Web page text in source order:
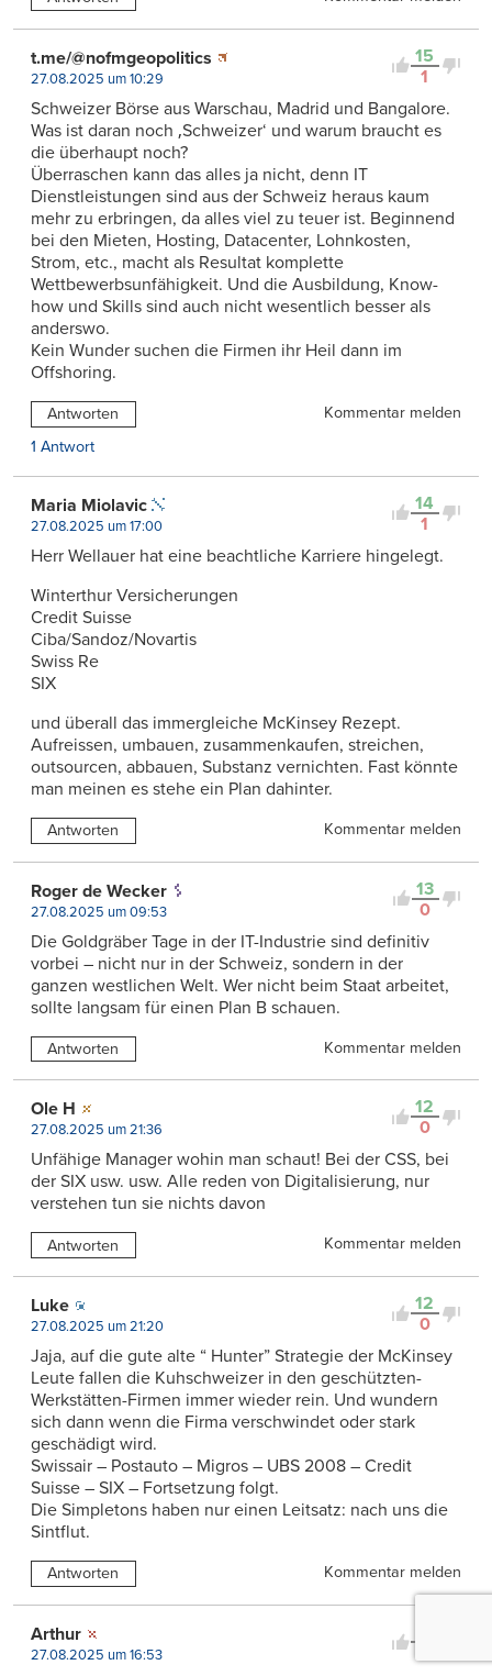
15
1
t.me/@nofmgeopolitics
27.08.2025 um 10:29
Schweizer Börse aus Warschau, Madrid und Bangalore.
Was ist daran noch ‚Schweizer‘ und warum braucht es
die überhaupt noch?
Überraschen kann das alles ja nicht, denn IT
Dienstleistungen sind aus der Schweiz heraus kaum
mehr zu erbringen, da alles viel zu teuer ist. Beginnend
bei den Mieten, Hosting, Datacenter, Lohnkosten,
Strom, etc., macht als Resultat komplette
Wettbewerbsunfähigkeit. Und die Ausbildung, Know-
how und Skills sind auch nicht wesentlich besser als
anderswo.
Kein Wunder suchen die Firmen ihr Heil dann im
Offshoring.
Antworten
Kommentar melden
1 Antwort
14
1
Maria Miolavic
27.08.2025 um 17:00
Herr Wellauer hat eine beachtliche Karriere hingelegt.
Winterthur Versicherungen
Credit Suisse
Ciba/Sandoz/Novartis
Swiss Re
SIX
und überall das immergleiche McKinsey Rezept.
Aufreissen, umbauen, zusammenkaufen, streichen,
outsourcen, abbauen, Substanz vernichten. Fast könnte
man meinen es stehe ein Plan dahinter.
Antworten Kommentar melden
13
0
Roger de Wecker
27.08.2025 um 09:53
Die Goldgräber Tage in der IT-Industrie sind definitiv
vorbei – nicht nur in der Schweiz, sondern in der
ganzen westlichen Welt. Wer nicht beim Staat arbeitet,
sollte langsam für einen Plan B schauen.
Antworten Kommentar melden
12
0
Ole H
27.08.2025 um 21:36
Unfähige Manager wohin man schaut! Bei der CSS, bei
der SIX usw. usw. Alle reden von Digitalisierung, nur
verstehen tun sie nichts davon
Antworten Kommentar melden
12
0
Luke
27.08.2025 um 21:20
Jaja, auf die gute alte “ Hunter” Strategie der McKinsey
Leute fallen die Kuhschweizer in den geschützten-
Werkstätten-Firmen immer wieder rein. Und wundern
sich dann wenn die Firma verschwindet oder stark
geschädigt wird.
Swissair – Postauto – Migros – UBS 2008 – Credit
Suisse – SIX – Fortsetzung folgt.
Die Simpletons haben nur einen Leitsatz: nach uns die
Sintflut.
Antworten Kommentar melden
Arthur
27.08.2025 um 16:53